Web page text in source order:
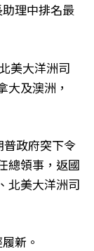
理中排名最
美大洋洲司
大及澳洲，
普政府突下令
總領事，返國
北美大洋洲司
新。